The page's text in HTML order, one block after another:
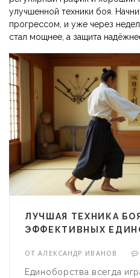
улучшенной техники боя.
прогрессом, и уже через
стал мощнее, а защита
ЛУЧШАЯ ТЕХНИКА
ЭФФЕКТИВНЫХ
ОТАЛЕКСАНДР ИВАНОВ
Единоборства всегда